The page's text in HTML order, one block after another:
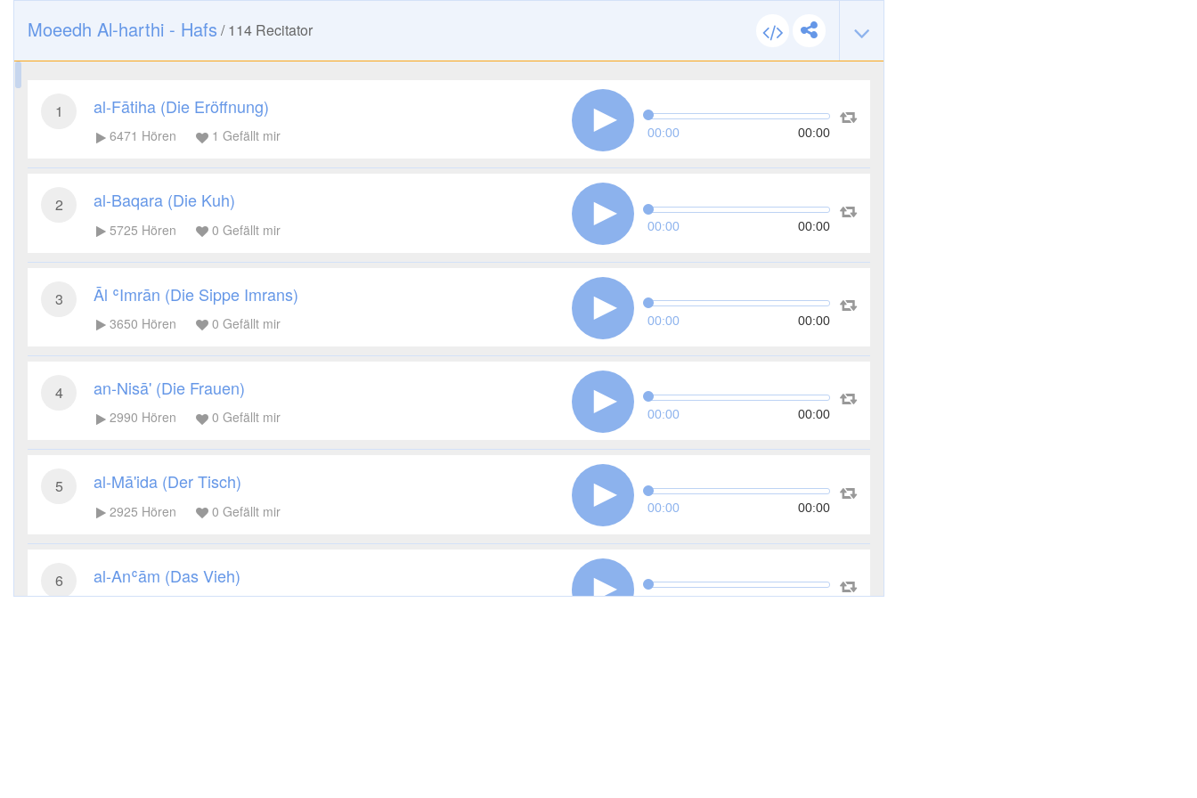
Moeedh Al-harthi - Hafs /114 Recitator
1 al-Fātiha (Die Eröffnung)
6471 Hören 1 Gefällt mir 00:00 00:00
2 al-Baqara (Die Kuh)
5725 Hören 0 Gefällt mir 00:00 00:00
3 Āl ʿImrān (Die Sippe Imrans)
3650 Hören 0 Gefällt mir 00:00 00:00
4 an-Nisā' (Die Frauen)
2990 Hören 0 Gefällt mir 00:00 00:00
5 al-Mā'ida (Der Tisch)
2925 Hören 0 Gefällt mir 00:00 00:00
6 al-Anʿām (Das Vieh)
00:00 00:00